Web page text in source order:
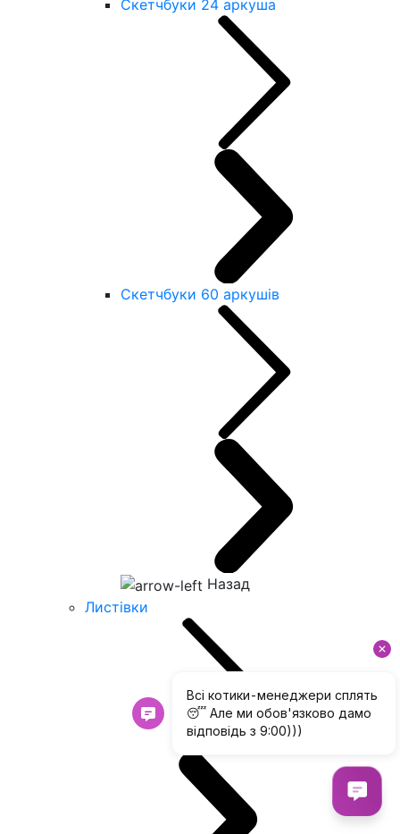
Скетчбуки 24 аркуша
Скетчбуки 60 аркушів
Назад
Листівки